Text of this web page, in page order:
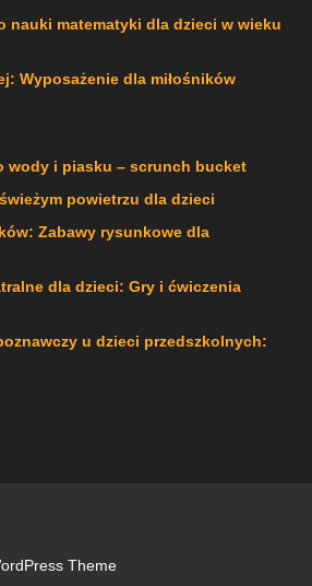
nauki matematyki dla dzieci w wieku
Wyposażenie dla miłośników
wody i piasku – scrunch bucket
powietrzu dla dzieci
Zabawy rysunkowe dla
dla dzieci: Gry i ćwiczenia
u dzieci przedszkolnych:
Theme